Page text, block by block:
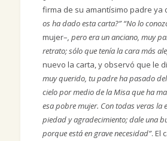
firma de su amantísimo padre ya
os ha dado esta carta?” “No lo
mujer–, pero era un anciano, muy
retrato; sólo que tenía la cara más
nuevo la carta, y observó que le
muy querido, tu padre ha pasado
cielo por medio de la Misa que ha
esa pobre mujer. Con todas veras la
piedad y agradecimiento; dale una
porque está en grave necesidad”. El